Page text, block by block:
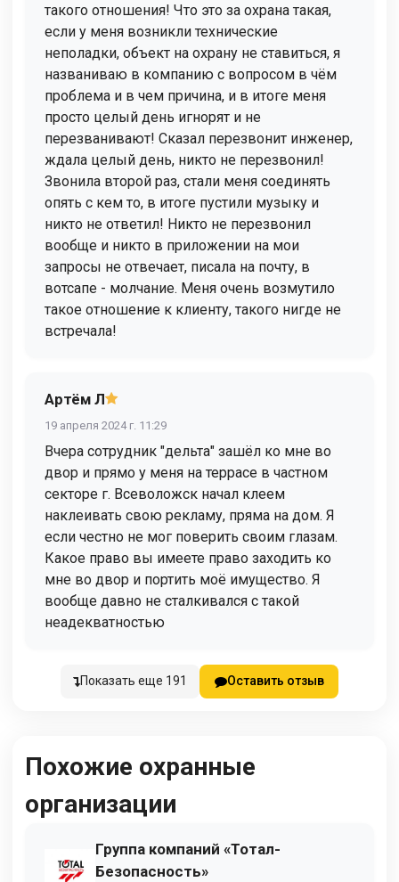
такого отношения! Что это за охрана такая,
если у меня возникли технические
неполадки, объект на охрану не ставиться, я
названиваю в компанию с вопросом в чём
проблема и в чем причина, и в итоге меня
просто целый день игнорят и не
перезванивают! Сказал перезвонит инженер,
ждала целый день, никто не перезвонил!
Звонила второй раз, стали меня соединять
опять с кем то, в итоге пустили музыку и
никто не ответил! Никто не перезвонил
вообще и никто в приложении на мои
запросы не отвечает, писала на почту, в
вотсапе - молчание. Меня очень возмутило
такое отношение к клиенту, такого нигде не
встречала!
Артём Л
19 апреля 2024 г. 11:29
Вчера сотрудник "дельта" зашёл ко мне во
двор и прямо у меня на террасе в частном
секторе г. Всеволожск начал клеем
наклеивать свою рекламу, пряма на дом. Я
если честно не мог поверить своим глазам.
Какое право вы имеете право заходить ко
мне во двор и портить моё имущество. Я
вообще давно не сталкивался с такой
неадекватностью
Показать еще 191 Оставить отзыв
Похожие охранные
организации
Группа компаний «Тотал-
Безопасность»